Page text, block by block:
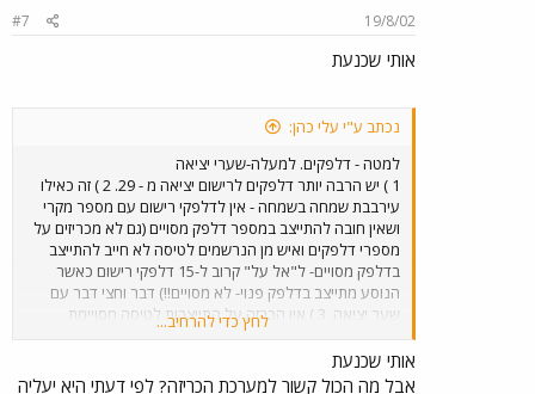
19/8/02
#7
אותי שכנעת
נכתב ע"י עלי כהן:
למטה - דלפקים. למעלה-שערי יציאה
1 ) יש הרבה יותר דלפקים לרישום יציאה מ - 29. 2 ) זה כאילו
עירבבת שמחה בשמחה - אין לדלפקי רישום עם מספר מקרי
ושאין חובה להתייצב במספר דלפק מסויים (גם לא מכריזים על
מספרי דלפקים ואיש מן הנרשמים לטיסה לא חייב להתייצב
בדלפק מסויים- ל"אל על" קרוב ל-15 דלפקי רישום כאשר
הנוסע מתייצב בדלפק פנוי- לא מסויים!!) דבר וחצי דבר עם
שער יציאה, 3 ) אין הכרזה על התייצבות לטיסה מסויימת
בדלפק מסויים. 4 ) מערכת הכריזה בקומת היציאה (העליונה)
איננה נשמעת באולם רישום הנוסעים לטיסות ולחברות
השונות. 5 )אגב כך -בנמלי תעופה רבים בוטלה מערכת כריזה
לחץ כדי להרחיב...
אותי שכנעת
אבל מה הכול קשור למערכת הכריזה? לפי דעתי היא יעליה